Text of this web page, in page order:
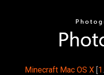
Minecraft Mac OS X[1